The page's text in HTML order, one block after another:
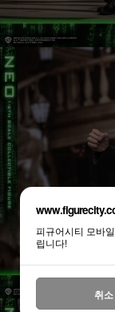
피규어시티 모바
립니다!
취소